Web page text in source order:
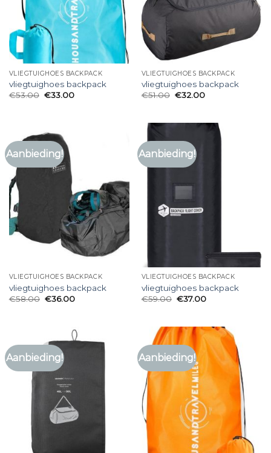
VLIEGTUIGHOES BACKPACK
vliegtuighoes backpack
€53.00 €33.00
VLIEGTUIGHOES BACKPACK
vliegtuighoes backpack
€51.00 €32.00
Aanbieding!
VLIEGTUIGHOES BACKPACK
vliegtuighoes backpack
€58.00 €36.00
Aanbieding!
VLIEGTUIGHOES BACKPACK
vliegtuighoes backpack
€59.00 €37.00
Aanbieding! Aanbieding!